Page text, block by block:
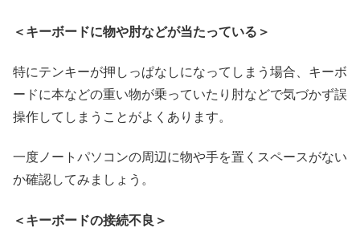
＜キーボードに物や肘などが当たっている＞
特にテンキーが押しっぱなしになってしまう場合、キーボ
ードに本などの重い物が乗っていたり肘などで気づかず誤
操作してしまうことがよくあります。
一度ノートパソコンの周辺に物や手を置くスペースがない
か確認してみましょう。
＜キーボードの接続不良＞